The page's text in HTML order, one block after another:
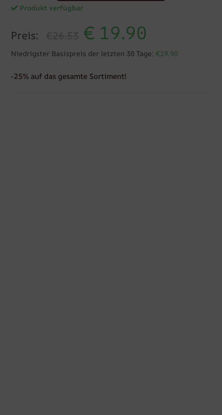
Produkt verfügbar
Preis: €26.53 € 19.90
Niedrigster Basispreis der letzten 30 Tage: €19.90
-25% auf das gesamte Sortiment!